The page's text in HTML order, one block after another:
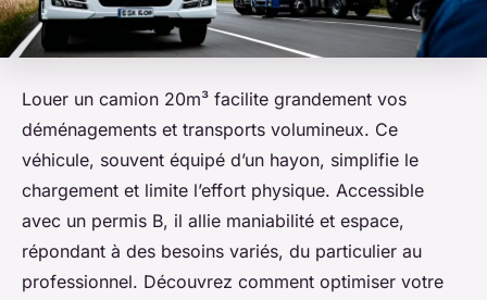
Louer un camion 20m³ facilite grandement vos
déménagements et transports volumineux. Ce
véhicule, souvent équipé d’un hayon, simplifie le
chargement et limite l’effort physique. Accessible
avec un permis B, il allie maniabilité et espace,
répondant à des besoins variés, du particulier au
professionnel. Découvrez comment optimiser votre